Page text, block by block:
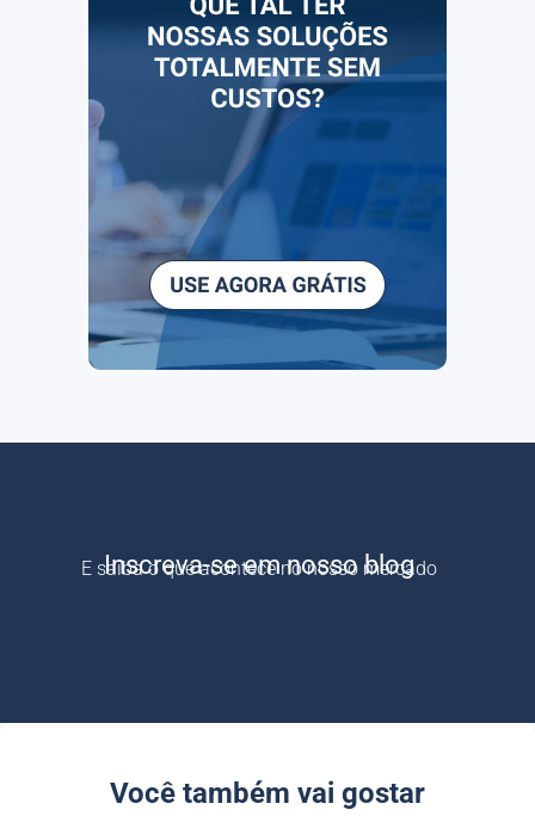
Inscreva-se em nosso blog
E saiba o que acontece no nosso mercado
Você também vai gostar